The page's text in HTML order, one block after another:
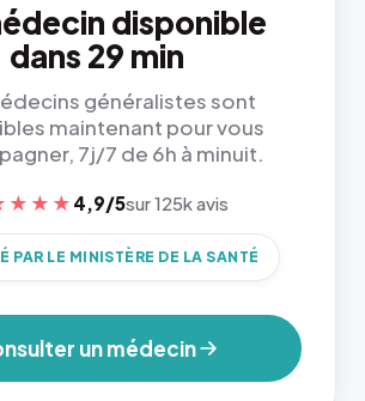
disponible
dans 29 min
généralistes sont
maintenant pour vous
7j/7 de 6h à minuit.
4,9/5sur 125k avis
PAR LE MINISTÈRE DE LA SANTÉ
un médecin